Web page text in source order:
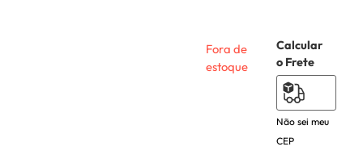
Fora de
estoque
Calcular
o Frete
Não sei meu
CEP